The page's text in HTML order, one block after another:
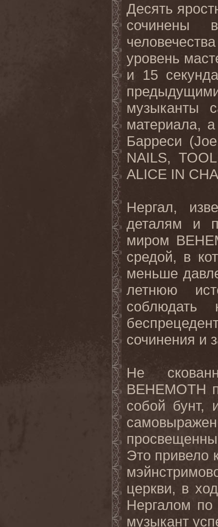
Десять
сочинены
уровень
и 15
музыканты
материала,
Барреси
NAILS,
ALICE IN
Нергал,
деталям и
миром
средой, в
меньше
летнюю
соблюдать
сочинения и
Не
BEHEMOTH
собой бунт,
Это привело
церкви, в
Нергалом по
музыкант